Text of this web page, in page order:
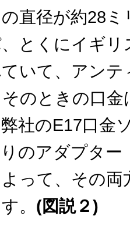
直径が約28ミ
とくにイギリ
いて、アンテ
のときの口金
社のE17口金
りのアダプタ
って、その両
。 (図説２)